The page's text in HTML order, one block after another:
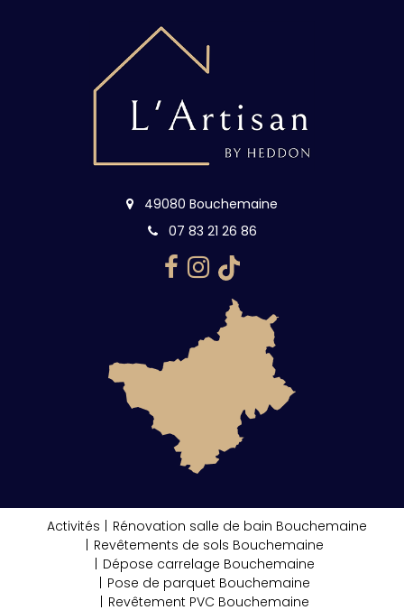
49080 Bouchemaine
07 83 21 26 86
Activités
Rénovation salle de bain Bouchemaine
Revêtements de sols Bouchemaine
Dépose carrelage Bouchemaine
Pose de parquet Bouchemaine
Revêtement PVC Bouchemaine